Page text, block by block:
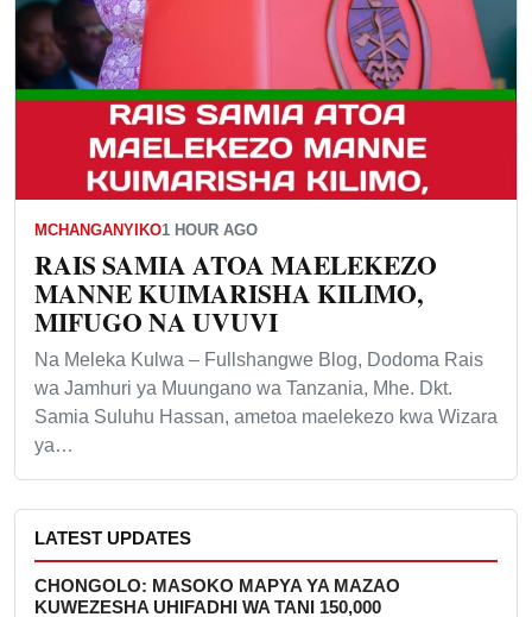
MCHANGANYIKO1 HOUR AGO
RAIS SAMIA ATOA MAELEKEZO
MANNE KUIMARISHA KILIMO,
MIFUGO NA UVUVI
Na Meleka Kulwa – Fullshangwe Blog, Dodoma Rais
wa Jamhuri ya Muungano wa Tanzania, Mhe. Dkt.
Samia Suluhu Hassan, ametoa maelekezo kwa Wizara
ya…
LATEST UPDATES
CHONGOLO: MASOKO MAPYA YA MAZAO
KUWEZESHA UHIFADHI WA TANI 150,000